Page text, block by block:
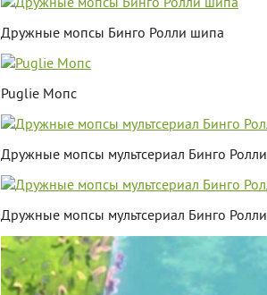
Дружные мопсы Бинго Ролли шипа
Puglie Мопс
Дружные мопсы мультсериал Бинго Ролли
Дружные мопсы мультсериал Бинго Ролли